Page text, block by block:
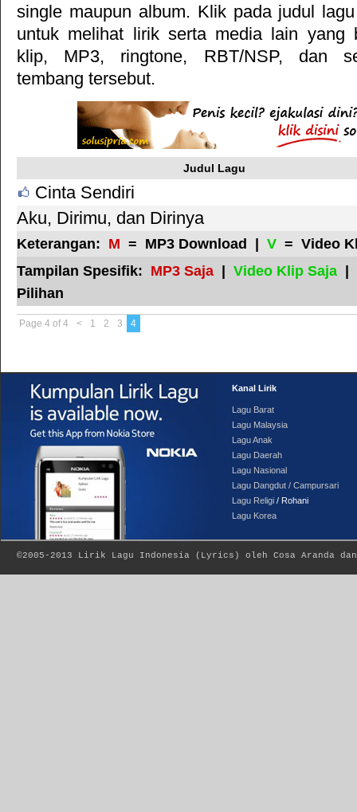
single maupun album. Klik pada judul
untuk melihat lirik serta media lain yang
klip, MP3, ringtone, RBT/NSP, dan
tembang tersebut.
Judul Lagu
Cinta Sendiri
Aku, Dirimu, dan Dirinya
Keterangan: M = MP3 Download | V = Video
Tampilan Spesifik: MP3 Saja | Video Klip Saja |
Pilihan
Page 4 of 4 < 1 2 3 4
Kanal Lirik
Lagu Barat
Lagu Malaysia
Lagu Anak
Lagu Daerah
Lagu Nasional
Lagu Dangdut / Campursari
Lagu Religi / Rohani
Lagu Korea
©2005-2013 Lirik Lagu Indonesia ( Lyrics ) oleh Cosa Aranda